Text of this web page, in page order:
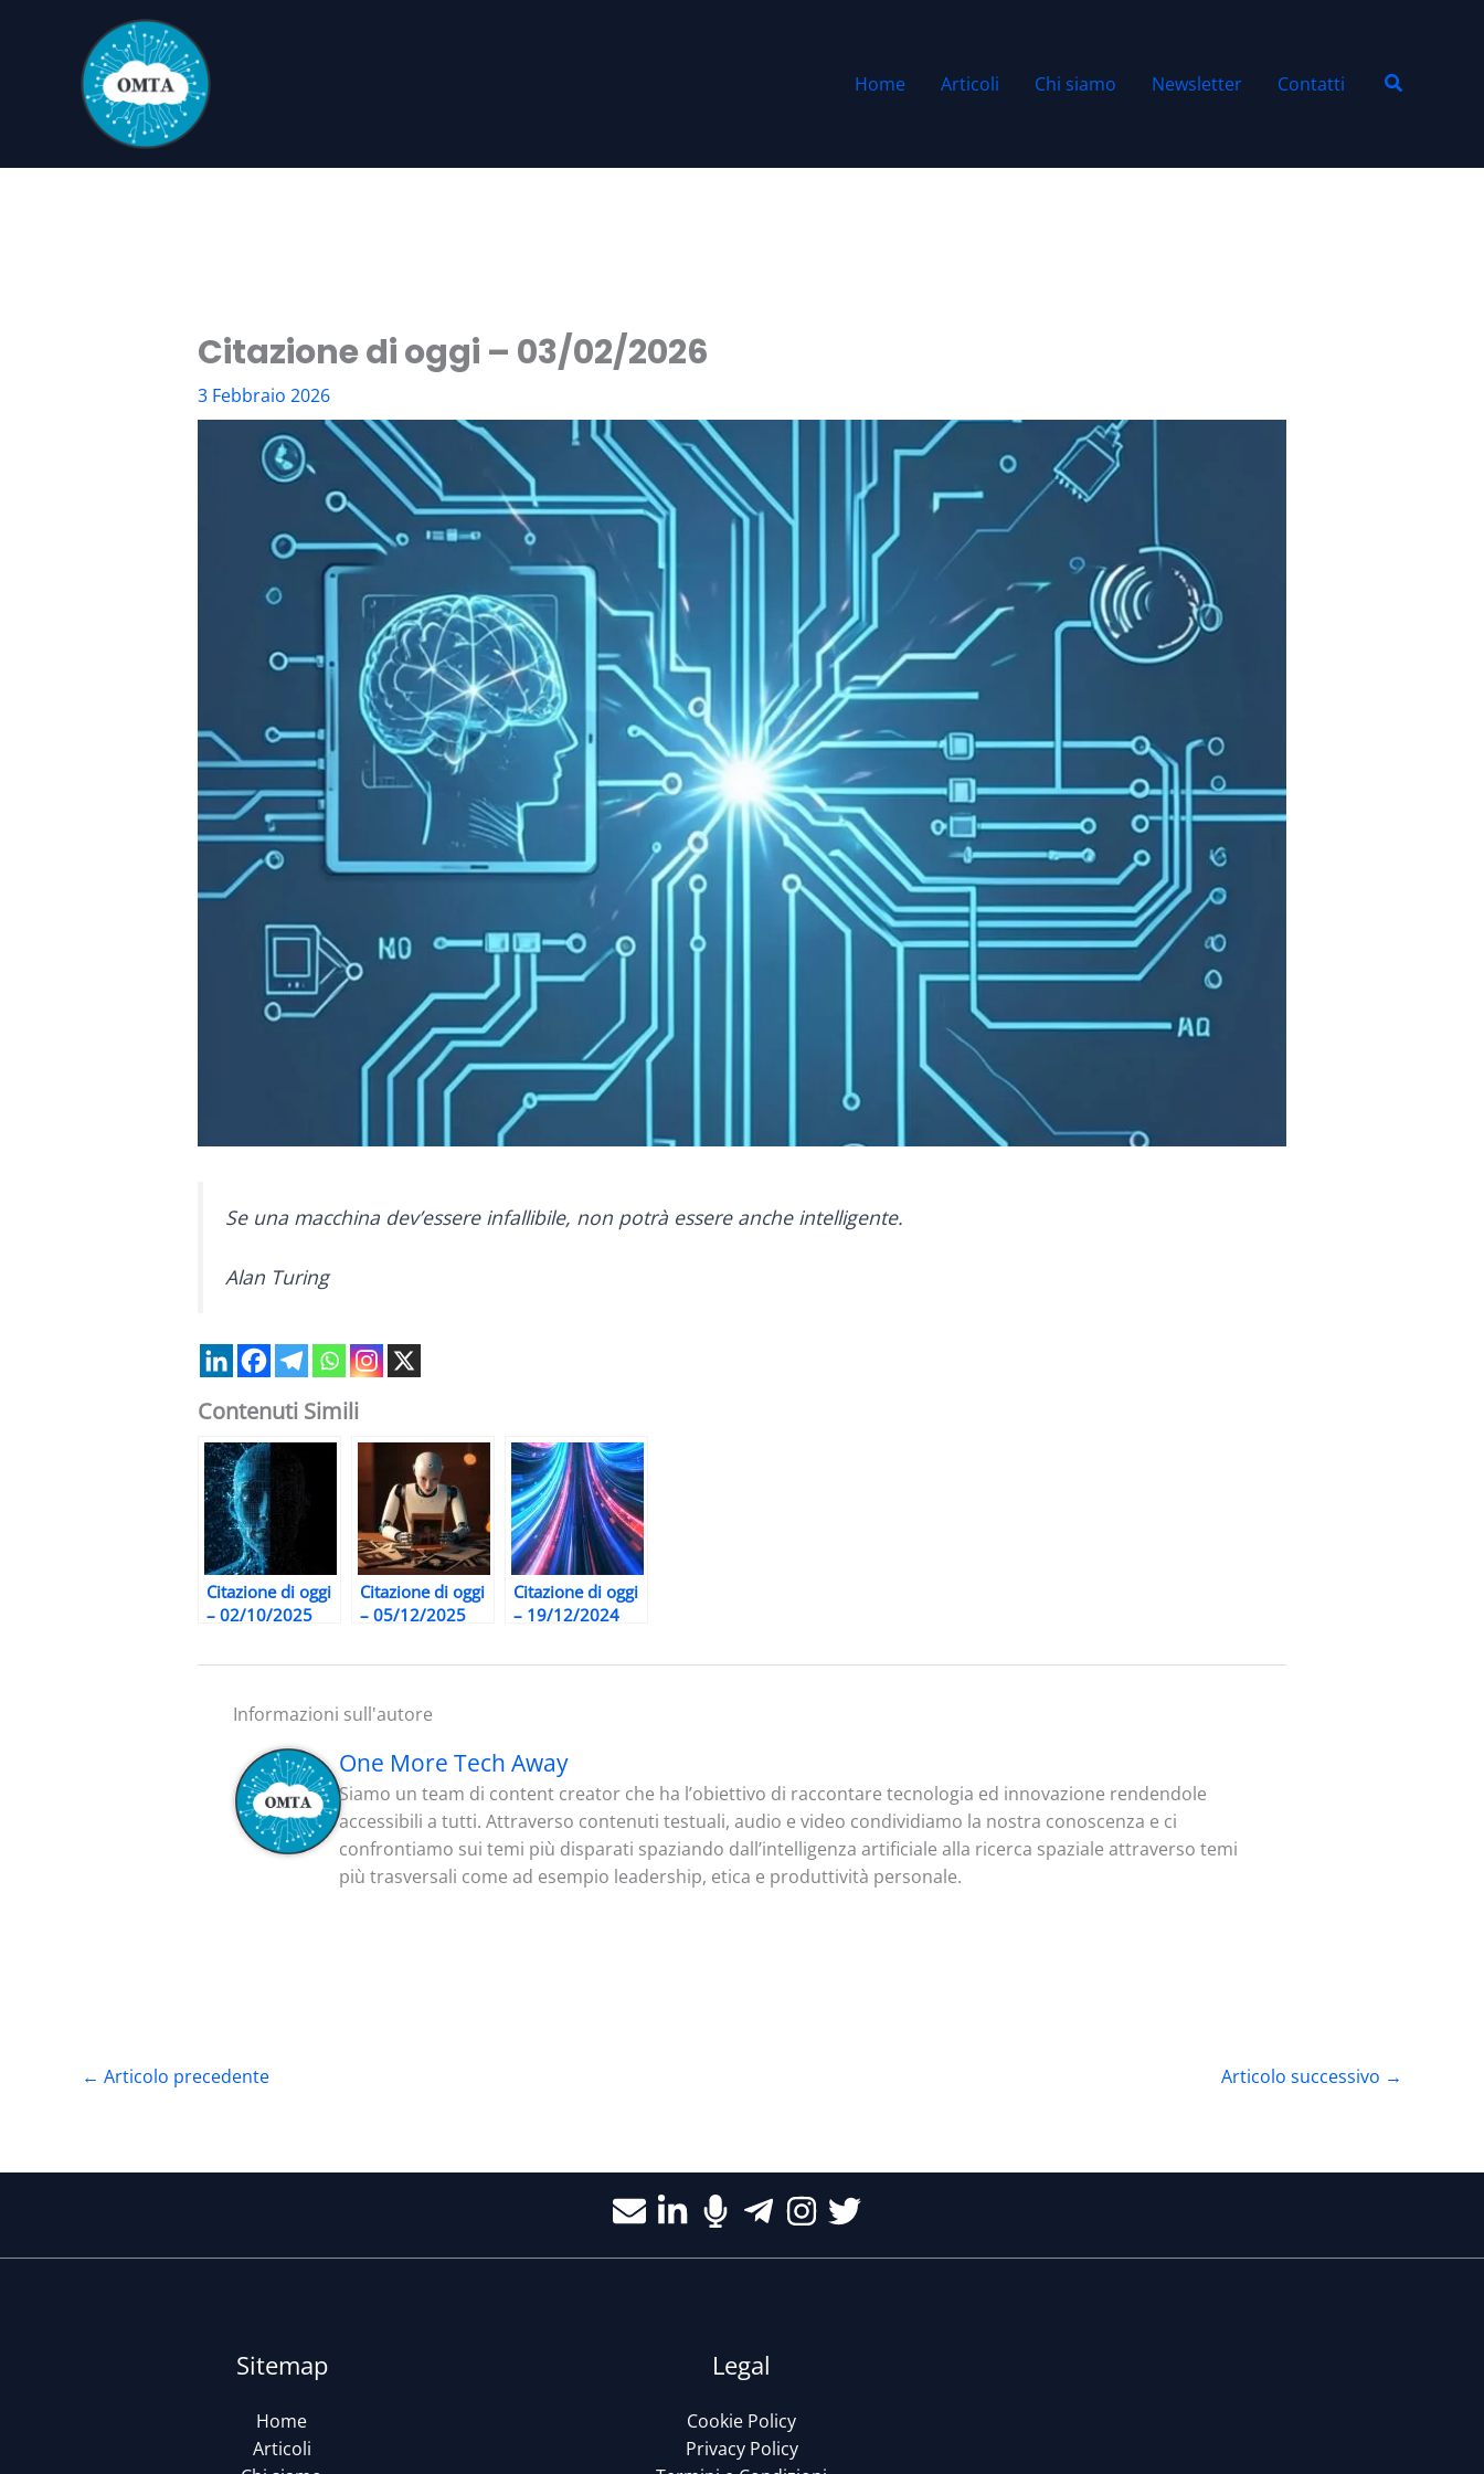
contenuto
Home Articoli Chi siamo Newsletter Contatti Cerca
Citazione di oggi – 03/02/2026
3 Febbraio 2026
Se una macchina dev’essere infallibile, non potrà essere anche intelligente.
Alan Turing
Contenuti Simili
Citazione di oggi
– 02/10/2025
Citazione di oggi
– 05/12/2025
Citazione di oggi
– 19/12/2024
Informazioni sull'autore
One More Tech Away
Siamo un team di content creator che ha l’obiettivo di raccontare tecnologia ed innovazione rendendole
accessibili a tutti. Attraverso contenuti testuali, audio e video condividiamo la nostra conoscenza e ci
confrontiamo sui temi più disparati spaziando dall’intelligenza artificiale alla ricerca spaziale attraverso temi
più trasversali come ad esempio leadership, etica e produttività personale.
← Articolo precedente Articolo successivo →
Sitemap
Home
Articoli
Legal
Cookie Policy
Privacy Policy